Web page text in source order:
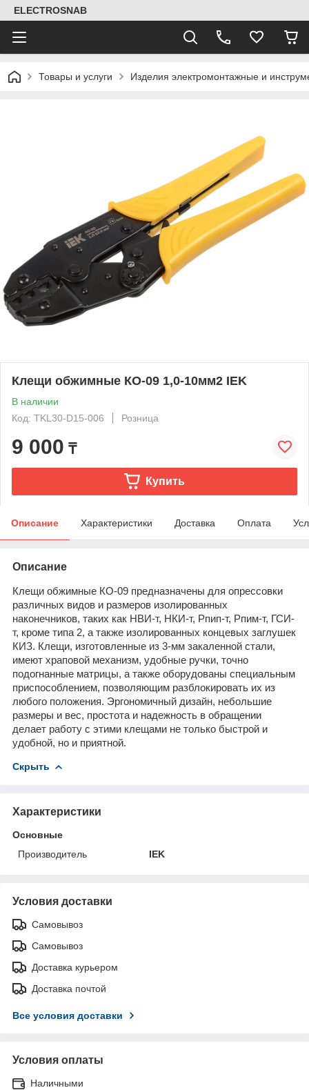
ELECTROSNAB
Товары и услуги Изделия электромонтажные и
Клещи обжимные КО-09 1,0-10мм2 IEK
В наличии
Код: TKL30-D15-006
Розница
9 000 ₸
Купить
Описание Характеристики Доставка Оплата
Описание
Клещи обжимные КО-09 предназначены для опрессовки
различных видов и размеров изолированных
наконечников, таких как НВИ-т, НКИ-т, Рпип-т, Рпим-т, ГСИ-
т, кроме типа 2, а также изолированных концевых заглушек
КИЗ. Клещи, изготовленные из 3-мм закаленной стали,
имеют храповой механизм, удобные ручки, точно
подогнанные матрицы, а также оборудованы специальным
приспособлением, позволяющим разблокировать их из
любого положения. Эргономичный дизайн, небольшие
размеры и вес, простота и надежность в обращении
делает работу с этими клещами не только быстрой и
удобной, но и приятной.
Скрыть
Характеристики
Основные
Производитель
IEK
Условия доставки
Самовывоз
Самовывоз
Доставка курьером
Доставка почтой
Все условия доставки
Условия оплаты
Наличными